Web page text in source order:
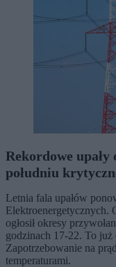
Rekordowe upały
południu
Letnia fala upałów
Elektroenergetycznych.
ogłosił okresy
godzinach 17-22. To
Zapotrzebowanie na
temperaturami.